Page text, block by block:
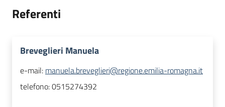
Referenti
Breveglieri Manuela
e-mail: manuela.breveglieri@regione.emilia-romagna.it
telefono:0515274392